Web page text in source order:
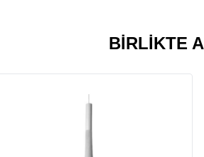
BIRLIKTE